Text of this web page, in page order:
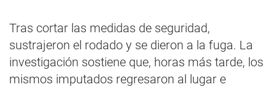
Tras cortar las medidas de seguridad,
sustrajeron el rodado y se dieron a la fuga. La
investigación sostiene que, horas más tarde, los
mismos imputados regresaron al lugar e